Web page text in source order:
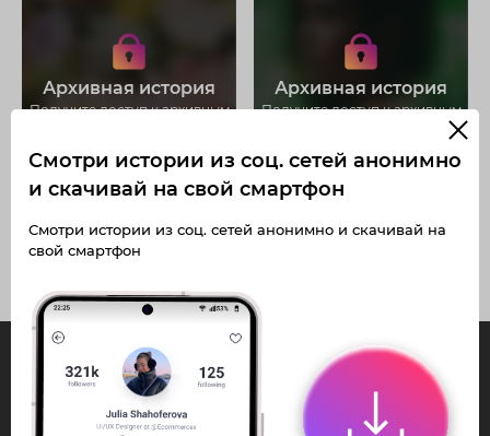
Архивная история
Получите доступ к архивным
Получите доступ к архивным
историям korzhova.nastya
Не отвлекайтесь на рекламу
Загружайте истории без
ограничений
Архивная история
Получите доступ к архивным
Получите доступ к архивным
историям korzhova.nastya
Не отвлекайтесь на рекламу
Загружайте истории без
ограничений
InstaPie
Смотри истории из соц. сетей анонимно
и скачивай на свой смартфон
Смотри истории из соц. сетей анонимно и скачивай на
свой смартфон